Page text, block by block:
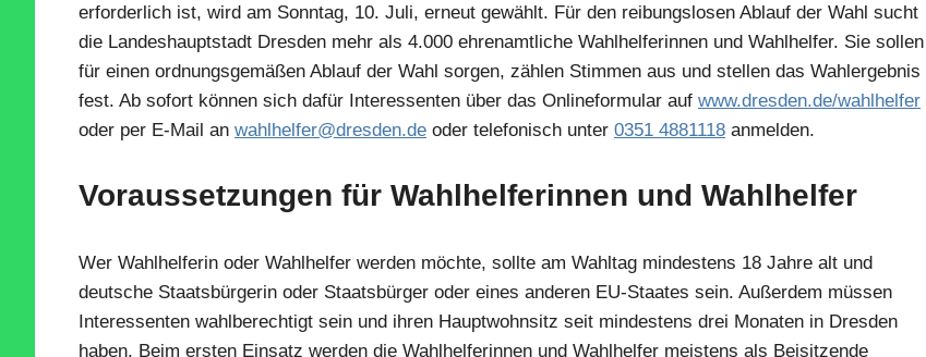
erforderlich ist, wird am Sonntag, 10. Juli, erneut gewählt. Für den reibungslosen Ablauf der Wahl sucht
die Landeshauptstadt Dresden mehr als 4.000 ehrenamtliche Wahlhelferinnen und Wahlhelfer. Sie sollen
für einen ordnungsgemäßen Ablauf der Wahl sorgen, zählen Stimmen aus und stellen das Wahlergebnis
fest. Ab sofort können sich dafür Interessenten über das Onlineformular auf www.dresden.de/wahlhelfer
oder per E-Mail an wahlhelfer@dresden.de oder telefonisch unter 0351 4881118 anmelden.
Voraussetzungen für Wahlhelferinnen und Wahlhelfer
Wer Wahlhelferin oder Wahlhelfer werden möchte, sollte am Wahltag mindestens 18 Jahre alt und
deutsche Staatsbürgerin oder Staatsbürger oder eines anderen EU-Staates sein. Außerdem müssen
Interessenten wahlberechtigt sein und ihren Hauptwohnsitz seit mindestens drei Monaten in Dresden
haben. Beim ersten Einsatz werden die Wahlhelferinnen und Wahlhelfer meistens als Beisitzende